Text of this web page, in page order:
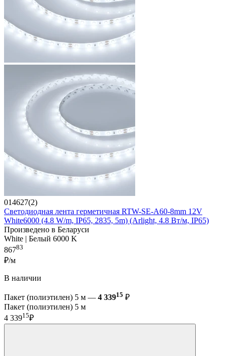
014627(2)
Светодиодная лента герметичная RTW-SE-A60-8mm 12V
White6000 (4.8 W/m, IP65, 2835, 5m) (Arlight, 4.8 Вт/м, IP65)
Произведено в Беларуси
White | Белый 6000 K
86783
₽/м
В наличии
Пакет (полиэтилен) 5 м — 4 33915 ₽
Пакет (полиэтилен) 5 м
4 33915₽